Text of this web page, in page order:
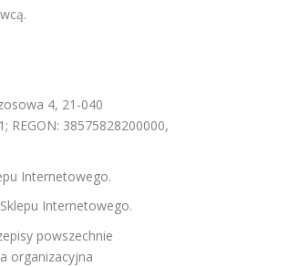
4, 21-040
REGON: 38575828200000,
Internetowego.
Internetowego.
powszechnie
organizacyjna